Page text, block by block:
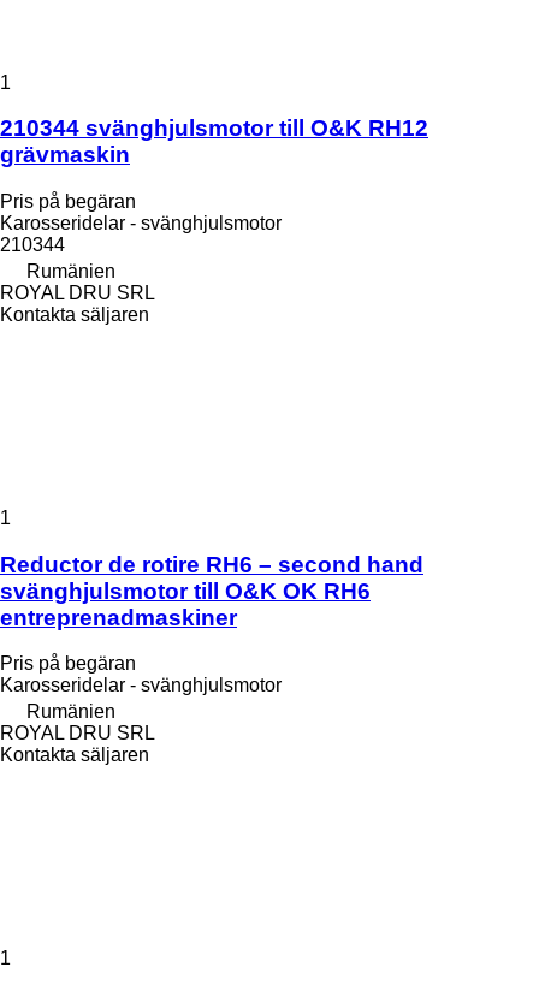
1
210344 svänghjulsmotor till O&K RH12
grävmaskin
Pris på begäran
Karosseridelar - svänghjulsmotor
210344
Rumänien
ROYAL DRU SRL
Kontakta säljaren
1
Reductor de rotire RH6 – second hand
svänghjulsmotor till O&K OK RH6
entreprenadmaskiner
Pris på begäran
Karosseridelar - svänghjulsmotor
Rumänien
ROYAL DRU SRL
Kontakta säljaren
1